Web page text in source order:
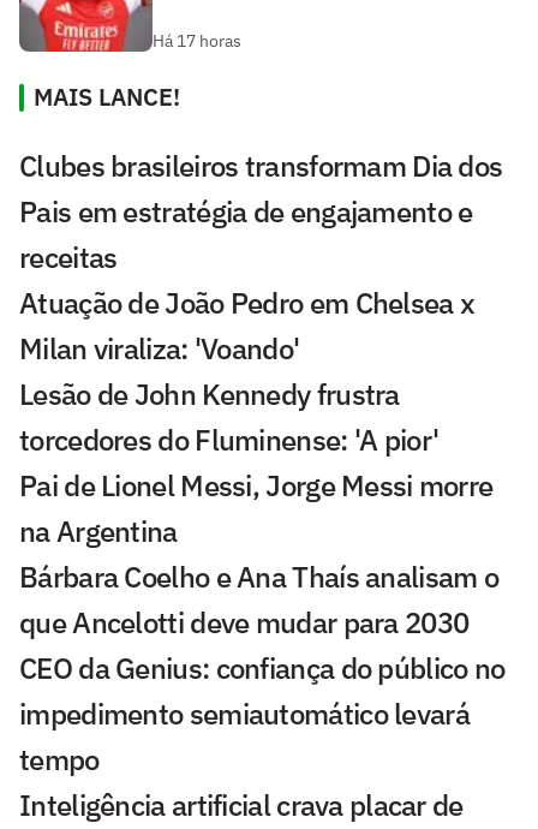
Há 17 horas
MAIS LANCE!
Clubes brasileiros transformam Dia dos
Pais em estratégia de engajamento e
receitas
Atuação de João Pedro em Chelsea x
Milan viraliza: 'Voando'
Lesão de John Kennedy frustra
torcedores do Fluminense: 'A pior'
Pai de Lionel Messi, Jorge Messi morre
na Argentina
Bárbara Coelho e Ana Thaís analisam o
que Ancelotti deve mudar para 2030
CEO da Genius: confiança do público no
impedimento semiautomático levará
tempo
Inteligência artificial crava placar de